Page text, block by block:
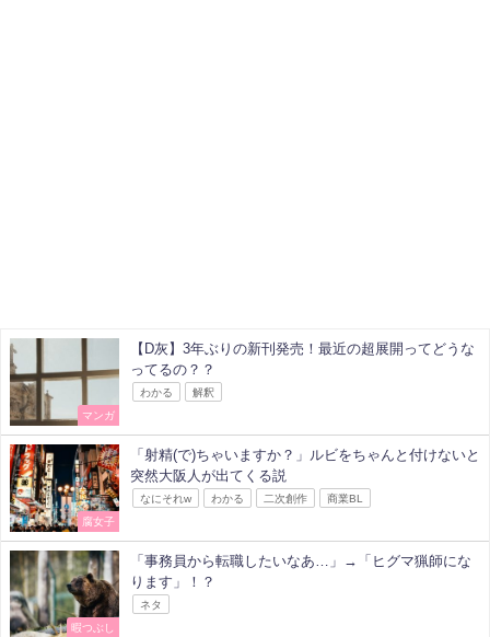
マンガ
【D灰】3年ぶりの新刊発売！最近の超展開ってどうな
ってるの？？
わかる 解釈
腐女子
「射精(で)ちゃいますか？」ルビをちゃんと付けないと
突然大阪人が出てくる説
なにそれw わかる 二次創作 商業BL
暇つぶし
「事務員から転職したいなあ…」→「ヒグマ猟師にな
ります」！？
ネタ